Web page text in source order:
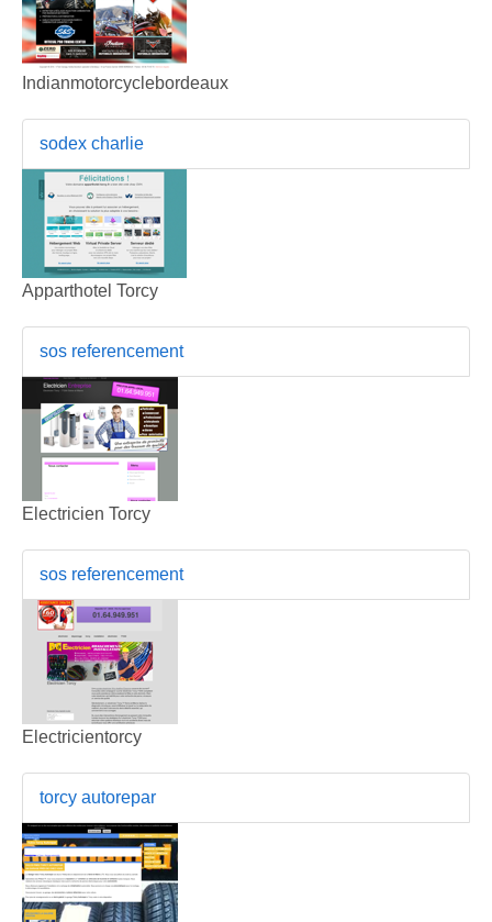
Indianmotorcyclebordeaux
sodex charlie
Apparthotel Torcy
sos referencement
Electricien Torcy
sos referencement
Electricientorcy
torcy autorepar